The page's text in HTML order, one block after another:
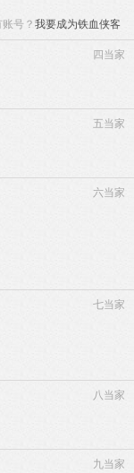
号？ 我要成为铁血侠客
四当家
五当家
六当家
七当家
八当家
九当家